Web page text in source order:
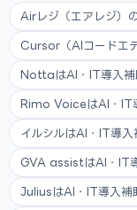
Airレジ（エアレジ）
Cursor（AIコードエ
NottaはAI・IT導入補
Rimo VoiceはAI・IT
イルシルはAI・IT導
GVA assistはAI・IT
JuliusはAI・IT導入補